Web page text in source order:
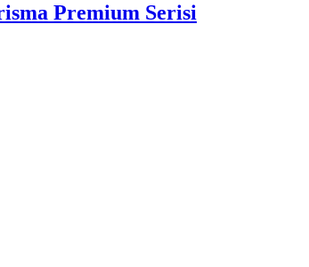
Premium Serisi